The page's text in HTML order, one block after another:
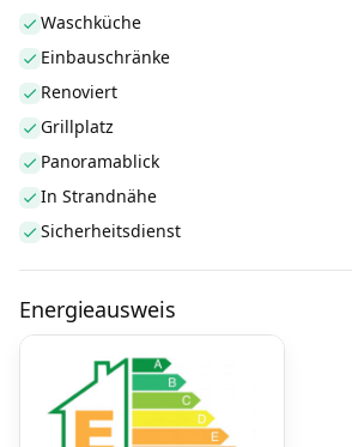
Waschküche
Einbauschränke
Renoviert
Grillplatz
Panoramablick
In Strandnähe
Sicherheitsdienst
Energieausweis